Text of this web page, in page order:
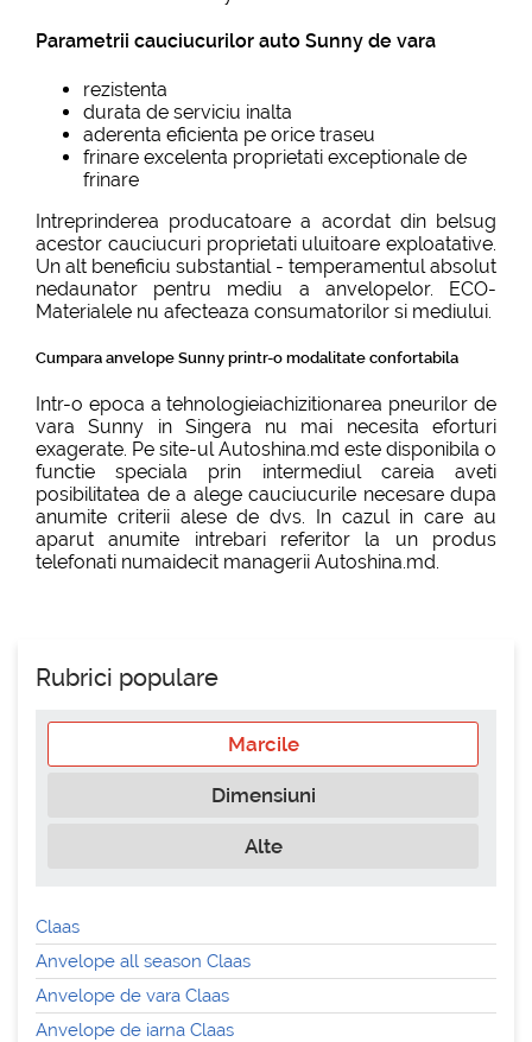
Parametrii cauciucurilor auto Sunny de vara
rezistenta
durata de serviciu inalta
aderenta eficienta pe orice traseu
frinare excelenta proprietati exceptionale de
frinare
Intreprinderea producatoare a acordat din belsug
acestor cauciucuri proprietati uluitoare exploatative.
Un alt beneficiu substantial - temperamentul absolut
nedaunator pentru mediu a anvelopelor. ECO-
Materialele nu afecteaza consumatorilor si mediului.
Cumpara anvelope Sunny printr-o modalitate confortabila
Intr-o epoca a tehnologieiachizitionarea pneurilor de
vara Sunny in Singera nu mai necesita eforturi
exagerate. Pe site-ul Autoshina.md este disponibila o
functie speciala prin intermediul careia aveti
posibilitatea de a alege cauciucurile necesare dupa
anumite criterii alese de dvs. In cazul in care au
aparut anumite intrebari referitor la un produs
telefonati numaidecit managerii Autoshina.md.
Rubrici populare
Marcile
Dimensiuni
Alte
Claas
Anvelope all season Claas
Anvelope de vara Claas
Anvelope de iarna Claas